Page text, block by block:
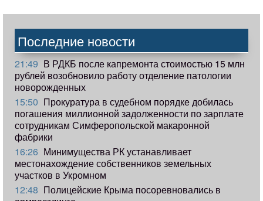
Последние новости
21:49 В РДКБ после капремонта стоимостью 15 млн
рублей возобновило работу отделение патологии
новорожденных
15:50 Прокуратура в судебном порядке добилась
погашения миллионной задолженности по зарплате
сотрудникам Симферопольской макаронной
фабрики
16:26 Минимущества РК устанавливает
местонахождение собственников земельных
участков в Укромном
12:48 Полицейские Крыма посоревновались в